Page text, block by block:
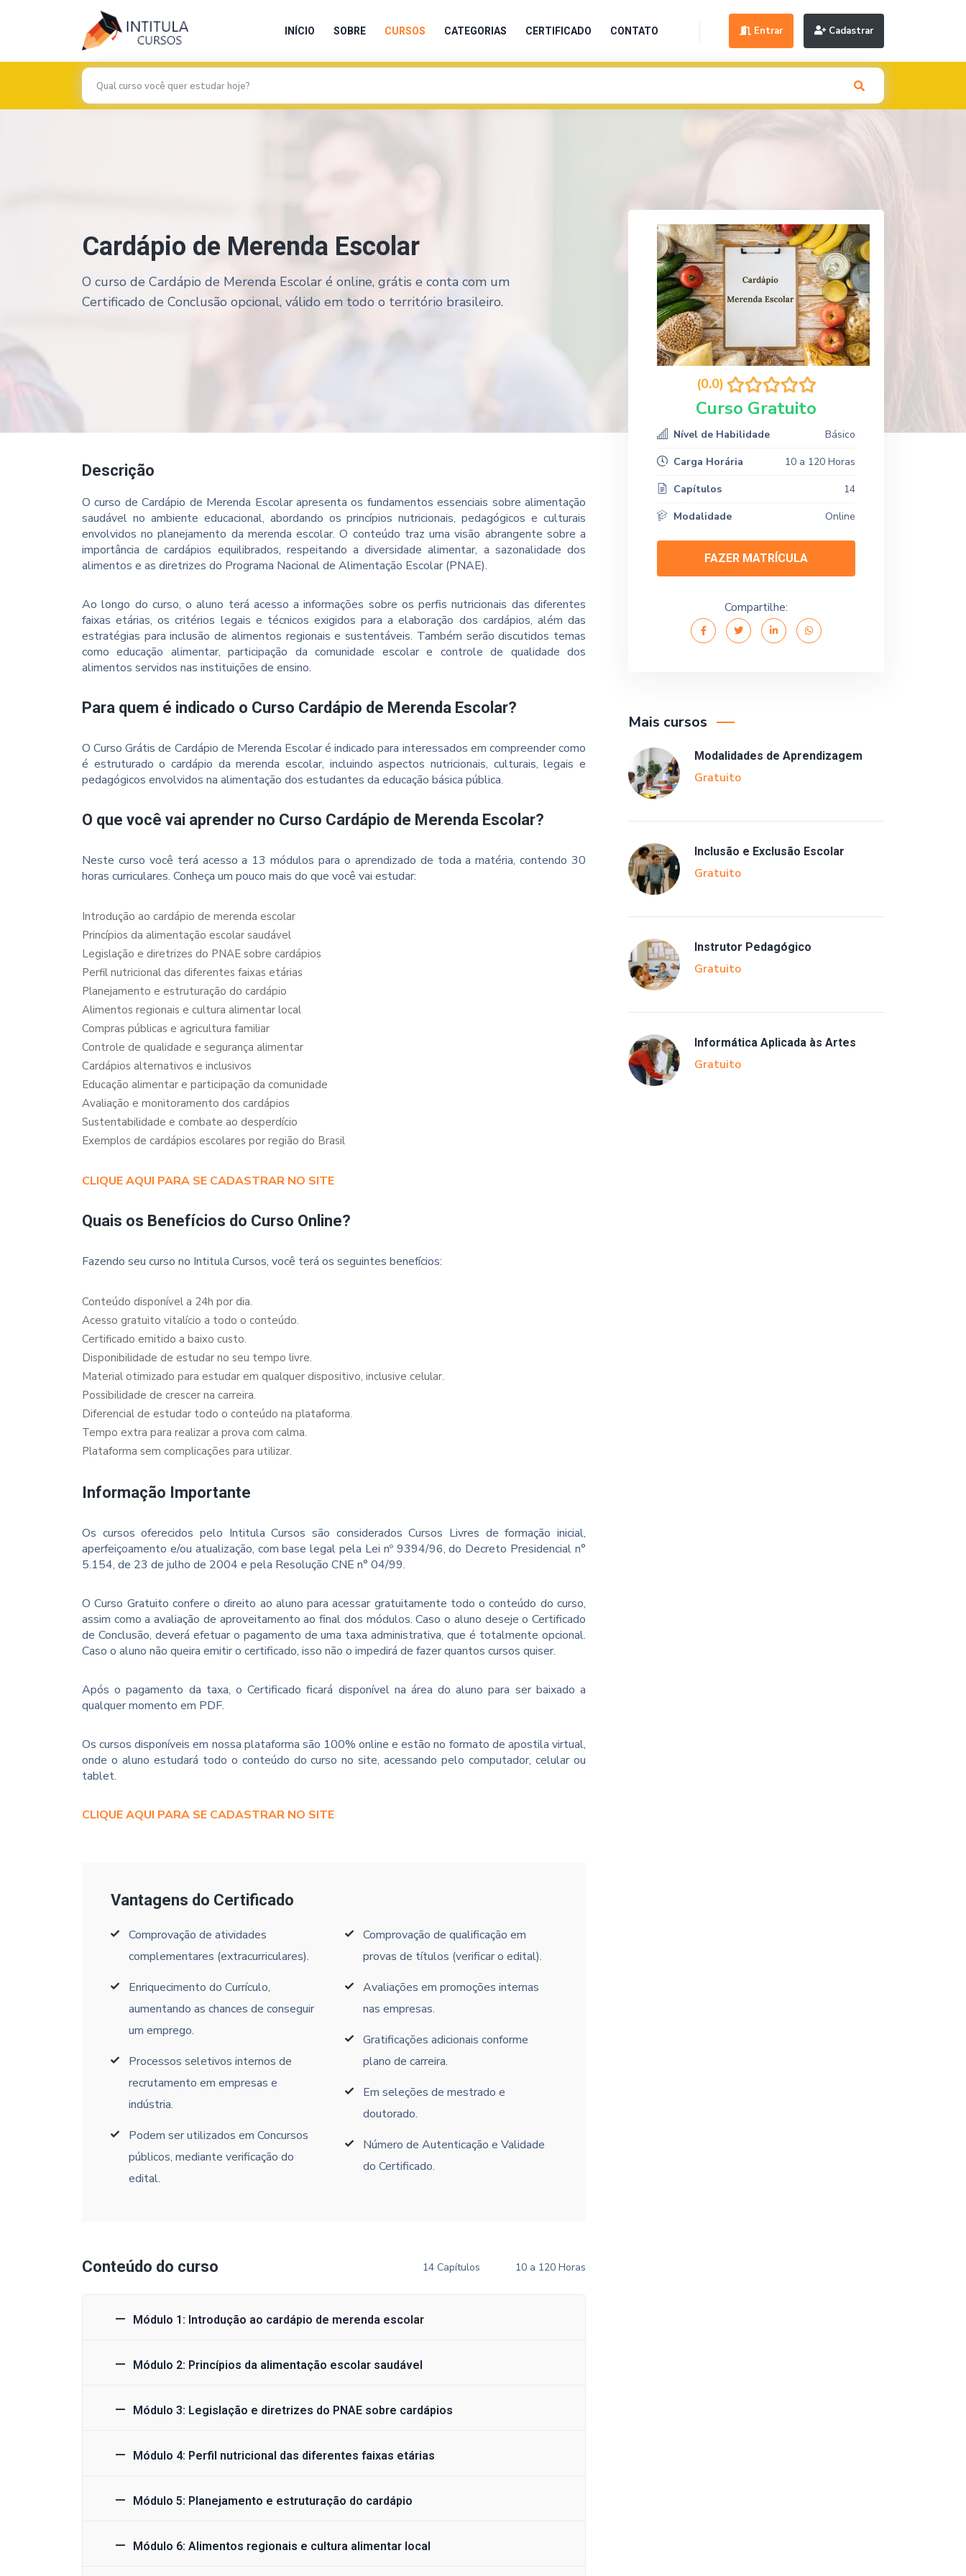
INÍCIO SOBRE CURSOS CATEGORIAS CERTIFICADO CONTATO Entrar Cadastrar
Cardápio de Merenda Escolar
O curso de Cardápio de Merenda Escolar é online, grátis e conta com um
Certificado de Conclusão opcional, válido em todo o território brasileiro.
Descrição
O curso de Cardápio de Merenda Escolar apresenta os fundamentos essenciais sobre alimentação
saudável no ambiente educacional, abordando os princípios nutricionais, pedagógicos e culturais
envolvidos no planejamento da merenda escolar. O conteúdo traz uma visão abrangente sobre a
importância de cardápios equilibrados, respeitando a diversidade alimentar, a sazonalidade dos
alimentos e as diretrizes do Programa Nacional de Alimentação Escolar (PNAE).
Ao longo do curso, o aluno terá acesso a informações sobre os perfis nutricionais das diferentes
faixas etárias, os critérios legais e técnicos exigidos para a elaboração dos cardápios, além das
estratégias para inclusão de alimentos regionais e sustentáveis. Também serão discutidos temas
como educação alimentar, participação da comunidade escolar e controle de qualidade dos
alimentos servidos nas instituições de ensino.
Para quem é indicado o Curso Cardápio de Merenda Escolar?
O Curso Grátis de Cardápio de Merenda Escolar é indicado para interessados em compreender como
é estruturado o cardápio da merenda escolar, incluindo aspectos nutricionais, culturais, legais e
pedagógicos envolvidos na alimentação dos estudantes da educação básica pública.
O que você vai aprender no Curso Cardápio de Merenda Escolar?
Neste curso você terá acesso a 13 módulos para o aprendizado de toda a matéria, contendo 30
horas curriculares. Conheça um pouco mais do que você vai estudar:
Introdução ao cardápio de merenda escolar
Princípios da alimentação escolar saudável
Legislação e diretrizes do PNAE sobre cardápios
Perfil nutricional das diferentes faixas etárias
Planejamento e estruturação do cardápio
Alimentos regionais e cultura alimentar local
Compras públicas e agricultura familiar
Controle de qualidade e segurança alimentar
Cardápios alternativos e inclusivos
Educação alimentar e participação da comunidade
Avaliação e monitoramento dos cardápios
Sustentabilidade e combate ao desperdício
Exemplos de cardápios escolares por região do Brasil
CLIQUE AQUI PARA SE CADASTRAR NO SITE
Quais os Benefícios do Curso Online?
Fazendo seu curso no Intitula Cursos, você terá os seguintes benefícios:
Conteúdo disponível a 24h por dia.
Acesso gratuito vitalício a todo o conteúdo.
Certificado emitido a baixo custo.
Disponibilidade de estudar no seu tempo livre.
Material otimizado para estudar em qualquer dispositivo, inclusive celular.
Possibilidade de crescer na carreira.
Diferencial de estudar todo o conteúdo na plataforma.
Tempo extra para realizar a prova com calma.
Plataforma sem complicações para utilizar.
Informação Importante
Os cursos oferecidos pelo Intitula Cursos são considerados Cursos Livres de formação inicial,
aperfeiçoamento e/ou atualização, com base legal pela Lei nº 9394/96, do Decreto Presidencial n°
5.154, de 23 de julho de 2004 e pela Resolução CNE n° 04/99.
O Curso Gratuito confere o direito ao aluno para acessar gratuitamente todo o conteúdo do curso,
assim como a avaliação de aproveitamento ao final dos módulos. Caso o aluno deseje o Certificado
de Conclusão, deverá efetuar o pagamento de uma taxa administrativa, que é totalmente opcional.
Caso o aluno não queira emitir o certificado, isso não o impedirá de fazer quantos cursos quiser.
Após o pagamento da taxa, o Certificado ficará disponível na área do aluno para ser baixado a
qualquer momento em PDF.
Os cursos disponíveis em nossa plataforma são 100% online e estão no formato de apostila virtual,
onde o aluno estudará todo o conteúdo do curso no site, acessando pelo computador, celular ou
tablet.
CLIQUE AQUI PARA SE CADASTRAR NO SITE
Vantagens do Certificado
Comprovação de atividades
complementares (extracurriculares).
Enriquecimento do Currículo,
aumentando as chances de conseguir
um emprego.
Processos seletivos internos de
recrutamento em empresas e
indústria.
Podem ser utilizados em Concursos
públicos, mediante verificação do
edital.
Comprovação de qualificação em
provas de títulos (verificar o edital).
Avaliações em promoções internas
nas empresas.
Gratificações adicionais conforme
plano de carreira.
Em seleções de mestrado e
doutorado.
Número de Autenticação e Validade
do Certificado.
Conteúdo do curso 14 Capítulos 10 a 120 Horas
Módulo 1: Introdução ao cardápio de merenda escolar
Módulo 2: Princípios da alimentação escolar saudável
Módulo 3: Legislação e diretrizes do PNAE sobre cardápios
Módulo 4: Perfil nutricional das diferentes faixas etárias
Módulo 5: Planejamento e estruturação do cardápio
Módulo 6: Alimentos regionais e cultura alimentar local
(0.0)
Curso Gratuito
Nível de Habilidade
Básico
Carga Horária
10 a 120 Horas
Capítulos
14
Modalidade
Online
FAZER MATRÍCULA
Compartilhe:
Mais cursos
Modalidades de Aprendizagem
Gratuito
Inclusão e Exclusão Escolar
Gratuito
Instrutor Pedagógico
Gratuito
Informática Aplicada às Artes
Gratuito